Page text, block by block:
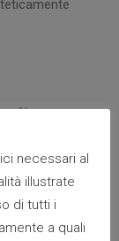
sofà o
e
voi le
trova e vi
necessari al
illustrate
di tutti i
a quali